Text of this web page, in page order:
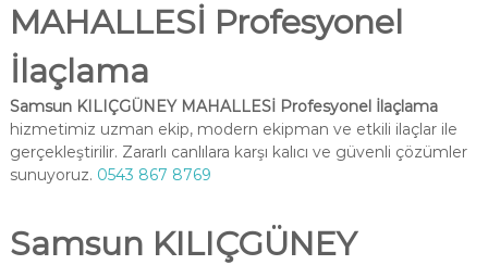
MAHALLESİ Profesyonel
İlaçlama
Samsun KILIÇGÜNEY MAHALLESİ Profesyonel İlaçlama
hizmetimiz uzman ekip, modern ekipman ve etkili ilaçlar ile
gerçekleştirilir. Zararlı canlılara karşı kalıcı ve güvenli çözümler
sunuyoruz. 0543 867 8769
Samsun KILIÇGÜNEY